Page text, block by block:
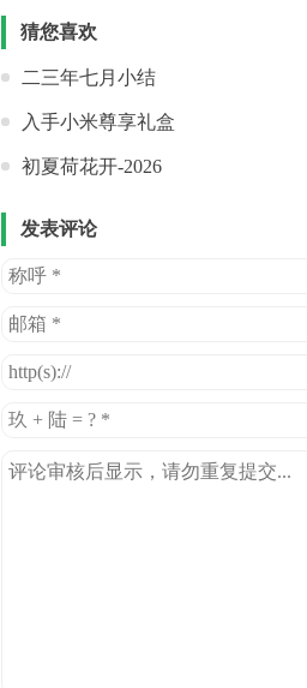
猜您喜欢
二三年七月小结
入手小米尊享礼盒
初夏荷花开-2026
发表评论